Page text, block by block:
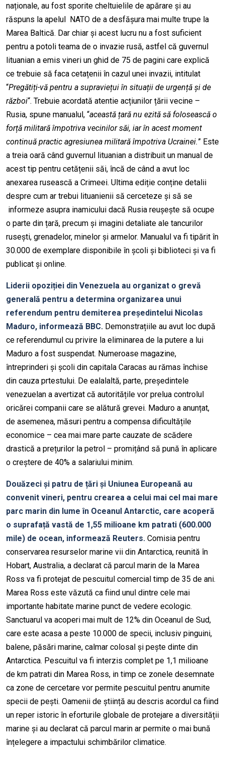
naționale, au fost sporite cheltuielile de apărare și au
răspuns la apelul NATO de a desfășura mai multe trupe la
Marea Baltică. Dar chiar și acest lucru nu a fost suficient
pentru a potoli teama de o invazie rusă, astfel că guvernul
lituanian a emis vineri un ghid de 75 de pagini care explică
ce trebuie să faca cetațenii în cazul unei invazii, intitulat
“Pregătiți-vă pentru a supraviețui în situații de urgență și de
război“. Trebuie acordată atentie acțiunilor țării vecine –
Rusia, spune manualul, “această țară nu ezită să folosească o
forță militară împotriva vecinilor săi, iar în acest moment
continuă practic agresiunea militară împotriva Ucrainei.” Este
a treia oară când guvernul lituanian a distribuit un manual de
acest tip pentru cetățenii săi, încă de când a avut loc
anexarea rusească a Crimeei. Ultima ediție conține detalii
despre cum ar trebui lituanienii să cerceteze și să se
informeze asupra inamicului dacă Rusia reușește să ocupe
o parte din țară, precum și imagini detaliate ale tancurilor
rusești, grenadelor, minelor și armelor. Manualul va fi tipărit în
30.000 de exemplare disponibile în școli și biblioteci și va fi
publicat și online.
Liderii opoziției din Venezuela au organizat o grevă
generală pentru a determina organizarea unui
referendum pentru demiterea președintelui Nicolas
Maduro, informează BBC. Demonstrațiile au avut loc după
ce referendumul cu privire la eliminarea de la putere a lui
Maduro a fost suspendat. Numeroase magazine,
întreprinderi și școli din capitala Caracas au rămas închise
din cauza prtestului. De ealalaltă, parte, președintele
venezuelan a avertizat că autoritățile vor prelua controlul
oricărei companii care se alătură grevei. Maduro a anunțat,
de asemenea, măsuri pentru a compensa dificultățile
economice – cea mai mare parte cauzate de scădere
drastică a prețurilor la petrol – promițând să pună în aplicare
o creștere de 40% a salariului minim.
Douăzeci și patru de țări și Uniunea Europeană au
convenit vineri, pentru crearea a celui mai cel mai mare
parc marin din lume în Oceanul Antarctic, care acoperă
o suprafață vastă de 1,55 milioane km patrati (600.000
mile) de ocean, informează Reuters. Comisia pentru
conservarea resurselor marine vii din Antarctica, reunită în
Hobart, Australia, a declarat că parcul marin de la Marea
Ross va fi protejat de pescuitul comercial timp de 35 de ani.
Marea Ross este văzută ca fiind unul dintre cele mai
importante habitate marine punct de vedere ecologic.
Sanctuarul va acoperi mai mult de 12% din Oceanul de Sud,
care este acasa a peste 10.000 de specii, inclusiv pinguini,
balene, păsări marine, calmar colosal și pește dinte din
Antarctica. Pescuitul va fi interzis complet pe 1,1 milioane
de km patrati din Marea Ross, in timp ce zonele desemnate
ca zone de cercetare vor permite pescuitul pentru anumite
specii de pești. Oamenii de știință au descris acordul ca fiind
un reper istoric în eforturile globale de protejare a diversității
marine și au declarat că parcul marin ar permite o mai bună
înțelegere a impactului schimbărilor climatice.